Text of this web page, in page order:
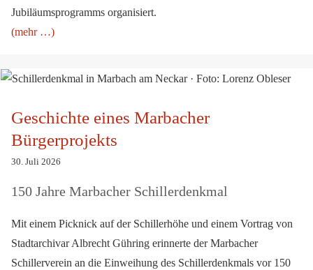
Jubiläumsprogramms organisiert.
(mehr …)
Geschichte eines Marbacher
Bürgerprojekts
30. Juli 2026
150 Jahre Marbacher Schillerdenkmal
Mit einem Picknick auf der Schillerhöhe und einem Vortrag von
Stadtarchivar Albrecht Gühring erinnerte der Marbacher
Schillerverein an die Einweihung des Schillerdenkmals vor 150